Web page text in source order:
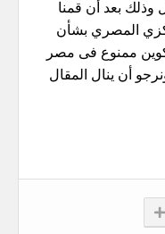
وذلك بعد أن قمنا
المصري بشأن
ممنوع فى مصر
أن ينال المقال